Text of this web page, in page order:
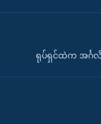
ရုပ်ရှင်ထဲက အင်္ဂလိ